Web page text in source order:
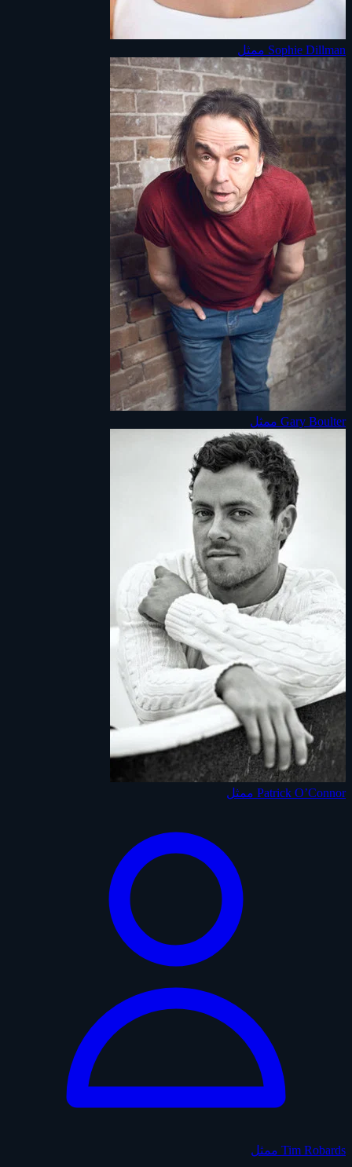
Sophie Dillman ممثل
Gary Boulter ممثل
Patrick O’Connor ممثل
Tim Robards ممثل